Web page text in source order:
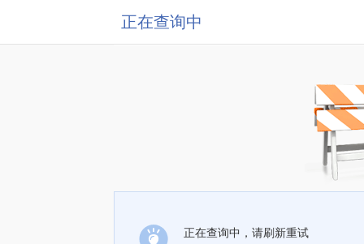
正在查询中
正在查询中，请刷新重试